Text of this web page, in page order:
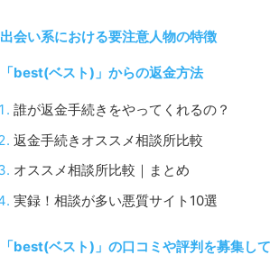
出会い系における要注意人物の特徴
「best(ベスト)」からの返金方法
誰が返金手続きをやってくれるの？
返金手続きオススメ相談所比較
オススメ相談所比較｜まとめ
実録！相談が多い悪質サイト10選
「best(ベスト)」の口コミや評判を募集し